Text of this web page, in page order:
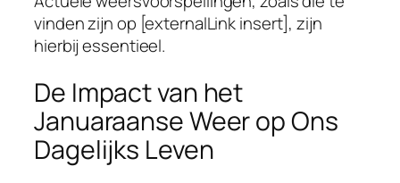
vinden zijn op [externalLink insert], zijn
hierbij essentieel.
De Impact van het
Januaraanse Weer op Ons
Dagelijks Leven